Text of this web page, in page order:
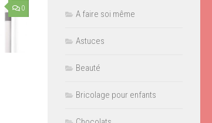
0
A faire soi même
Astuces
Beauté
Bricolage pour enfants